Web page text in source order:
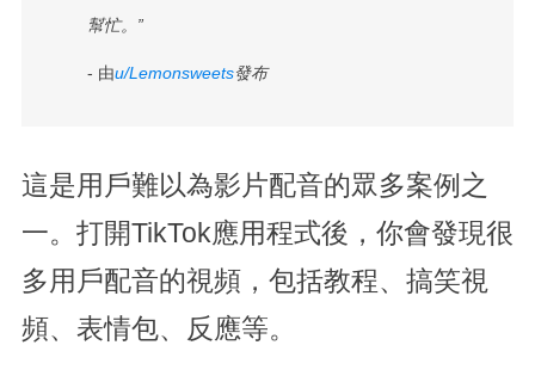
幫忙。”
- 由u/Lemonsweets發布
這是用戶難以為影片配音的眾多案例之
一。打開TikTok應用程式後，你會發現很
多用戶配音的視頻，包括教程、搞笑視
頻、表情包、反應等。